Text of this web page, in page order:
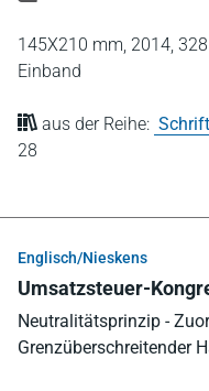
145X210 mm, 2014, 328
Einband
aus der Reihe:
28
Englisch/Nieskens
Umsatzsteuer-
Neutralitätsprinzip -
Grenzüberschreitender